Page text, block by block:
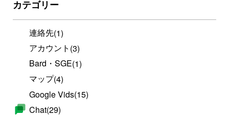
カテゴリー
連絡先(1)
アカウント (3)
Bard・SGE(1)
マップ(4)
Google Vids(15)
Chat(29)